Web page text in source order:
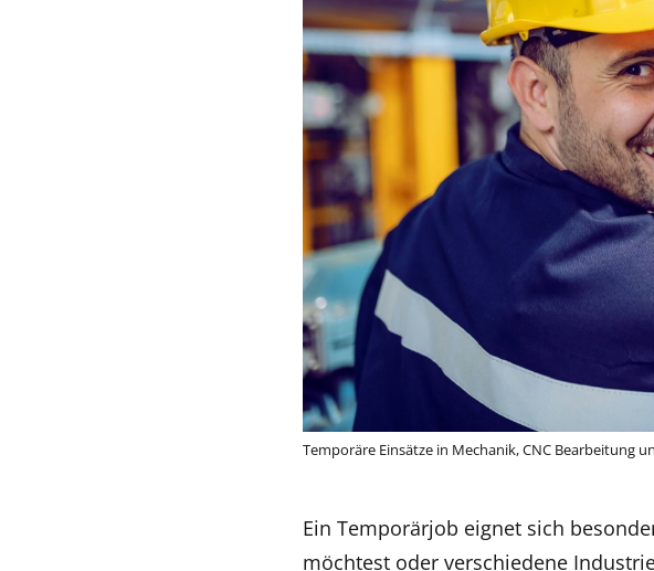
Temporäre Einsätze in Mechanik, CNC Bearbeitung
Ein Temporärjob eignet sich
möchtest oder verschiedene